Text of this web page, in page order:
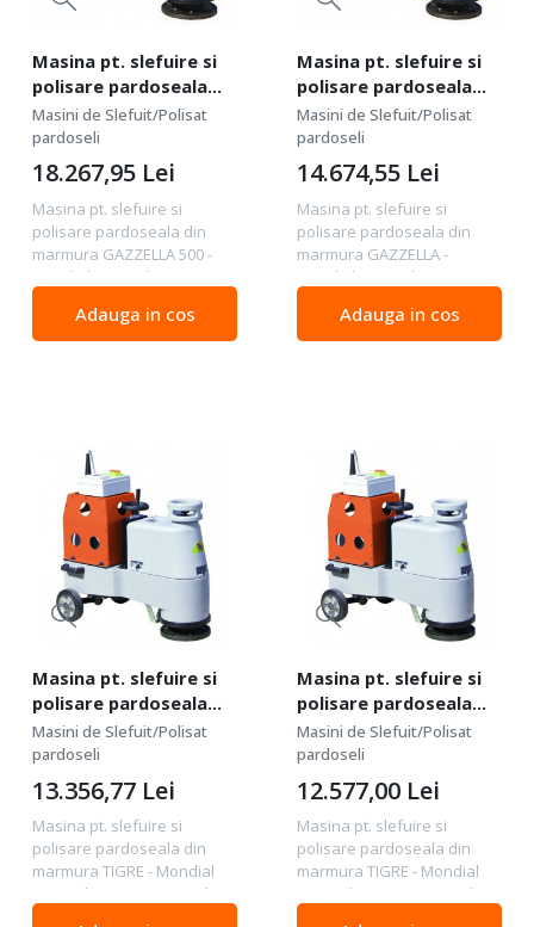
Masina pt. slefuire si
polisare pardoseala
din marmura, 500mm,
5.5 kW, GAZZELLA 500 -
Mondial
Masini de Slefuit/Polisat
pardoseli
Masina pt. slefuire si
polisare pardoseala din
marmura GAZZELLA 500 -
Mondial Date tehnice:
Diametru disc/unelte: 500
mm Capacitate rezervor
18.267,95 Lei
Adauga in cos
Masina pt. slefuire si
polisare pardoseala
din marmura, 330mm,
4.0 kW, GAZZELLA -
Mondial
Masini de Slefuit/Polisat
pardoseli
Masina pt. slefuire si
polisare pardoseala din
marmura GAZZELLA -
Mondial Date tehnice:
Diametru disc/unelte: 330
mm Capacitate rezervor
14.674,55 Lei
Adauga in cos
Masina pt. slefuire si
polisare pardoseala
din marmura, 330mm,
4.0 kW trifazat, TIGRE -
Mondial
Masini de Slefuit/Polisat
pardoseli
Masina pt. slefuire si
polisare pardoseala din
marmura TIGRE - Mondial
Date tehnice: Motor: 4.0 kW,
13.356,77 Lei
Masina pt. slefuire si
polisare pardoseala
din marmura, 300mm,
3.0 kW, TIGRE - Mondial
Masini de Slefuit/Polisat
pardoseli
Masina pt. slefuire si
polisare pardoseala din
marmura TIGRE - Mondial
Date tehnice: Motor: 3.0 kW,
12.577,00 Lei